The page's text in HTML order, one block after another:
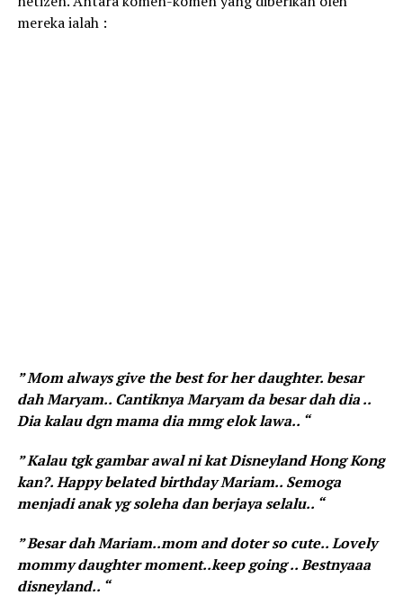
mereka ialah :
” Mom always give the best for her daughter. besar
dah Maryam.. Cantiknya Maryam da besar dah dia ..
Dia kalau dgn mama dia mmg elok lawa.. “
” Kalau tgk gambar awal ni kat Disneyland Hong Kong
kan?. Happy belated birthday Mariam.. Semoga
menjadi anak yg soleha dan berjaya selalu.. “
” Besar dah Mariam..mom and doter so cute.. Lovely
mommy daughter moment..keep going .. Bestnyaaa
disneyland.. “